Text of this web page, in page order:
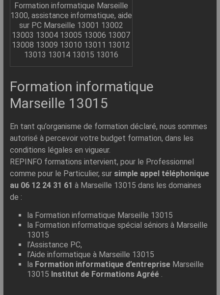
Formation informatique Marseille
1300, assistance informatique, aide
sur PC Marseille 13001 13002
13003 13004 13005 13006 13007
13008 13009 13010 13011 13012
13013 13014 13015 13016
Formation informatique
Marseille 13015
En tant qu’organisme de formation déclaré, nous sommes
autorisé à percevoir votre budget formation, dans les
conditions légales en vigueur.
REPINFO formations intervient, pour le Professionnel
comme pour le Particulier, sur simple appel téléphonique
au 06 12 24 31 61 à Marseille 13015 dans les domaines
de :
la Formation informatique Marseille 13015
la Formation informatique spécial séniors à Marseille
13015
l’Assistance PC,
l’Aide informatique à Marseille 13015
la Formation informatique d’entrepriseMarseille
13015 Institut de Formations Agréé .